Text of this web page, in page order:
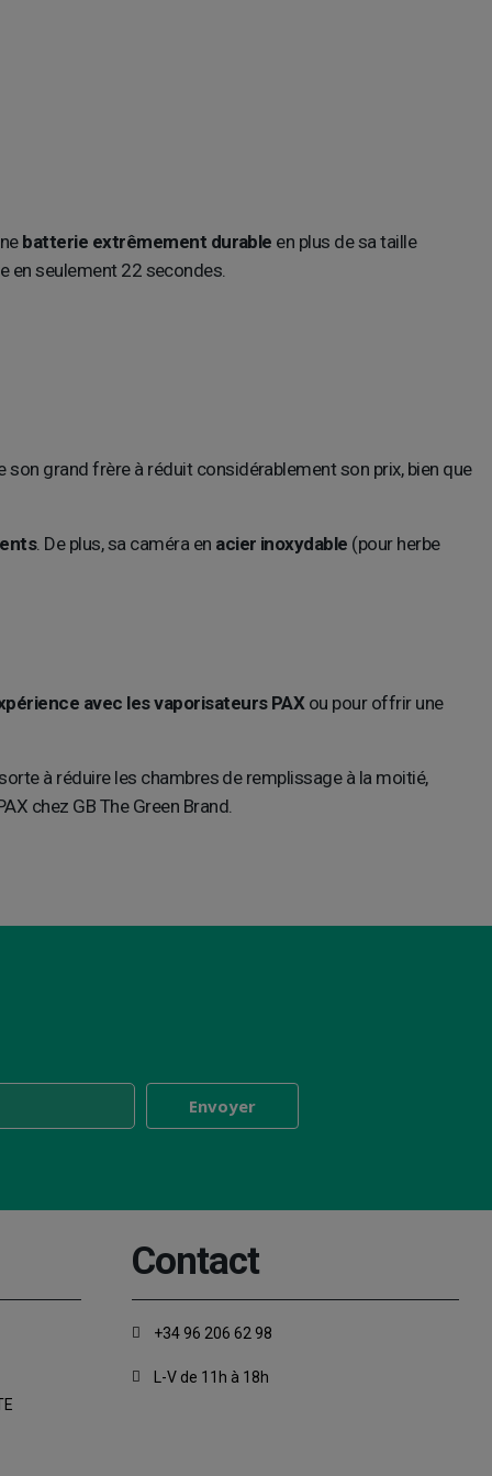
batterie extrêmement durable en plus de sa taille
en seulement 22 secondes.
son grand frère à réduit considérablement son prix, bien que
. De plus, sa caméra en acier inoxydable (pour herbe
avec les vaporisateurs PAXou pour offrir une
à réduire les chambres de remplissage à la moitié,
chez GB The Green Brand.
Contact
+34 96 206 62 98
L-V de 11h à 18h